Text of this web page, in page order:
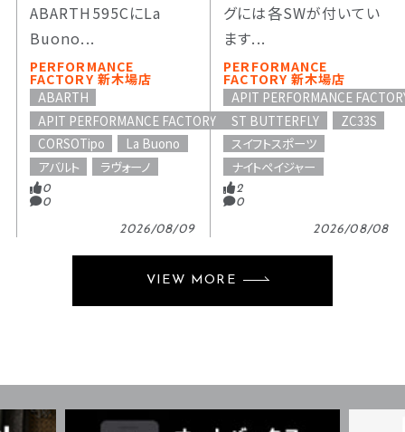
2026/08/09
ABARTH595CにLa
Buono...
PERFORMANCE
FACTORY 新木場店
ABARTH
APIT PERFORMANCE FACTORY
CORSOTipo
La Buono
アバルト
ラヴォーノ
0
0
2026/08/08
グには各SWが付いてい
ます...
PERFORMANCE
FACTORY 新木場店
APIT PERFORMANCE
ST BUTTERFLY
ZC33S
スイフトスポーツ
ナイトペイジャー
2
0
VIEW MORE